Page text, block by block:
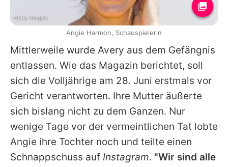
Mittlerweile wurde Avery aus dem Gefängnis
entlassen. Wie das Magazin berichtet, soll
sich die Volljährige am 28. Juni erstmals vor
Gericht verantworten. Ihre Mutter äußerte
sich bislang nicht zu dem Ganzen. Nur
wenige Tage vor der vermeintlichen Tat lobte
Angie ihre Tochter noch und teilte einen
Schnappschuss auf Instagram. "Wir sind alle
Getty Images
Angie Harmon, Schauspielerin